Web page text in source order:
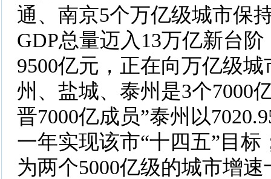
通、南京5个万亿级城市保
GDP总量迈入13万亿新台
9500亿元，正在向万亿级
州、盐城、泰州是3个7000
晋7000亿成员”泰州以
一年实现该市“十四五”目标
为两个5000亿级的城市增